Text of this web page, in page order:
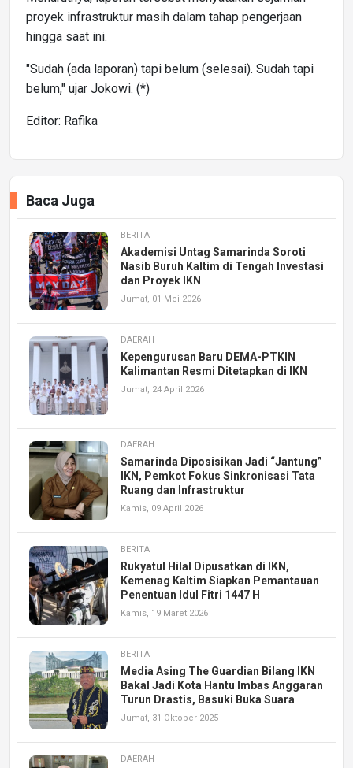
proyek infrastruktur masih dalam tahap pengerjaan
hingga saat ini.
"Sudah (ada laporan) tapi belum (selesai). Sudah tapi
belum," ujar Jokowi. (*)
Editor: Rafika
Baca Juga
BERITA
Akademisi Untag Samarinda Soroti
Nasib Buruh Kaltim di Tengah Investasi
dan Proyek IKN
Jumat, 01 Mei 2026
DAERAH
Kepengurusan Baru DEMA-PTKIN
Kalimantan Resmi Ditetapkan di IKN
Jumat, 24 April 2026
DAERAH
Samarinda Diposisikan Jadi “Jantung”
IKN, Pemkot Fokus Sinkronisasi Tata
Ruang dan Infrastruktur
Kamis, 09 April 2026
BERITA
Rukyatul Hilal Dipusatkan di IKN,
Kemenag Kaltim Siapkan Pemantauan
Penentuan Idul Fitri 1447 H
Kamis, 19 Maret 2026
BERITA
Media Asing The Guardian Bilang IKN
Bakal Jadi Kota Hantu Imbas Anggaran
Turun Drastis, Basuki Buka Suara
Jumat, 31 Oktober 2025
DAERAH